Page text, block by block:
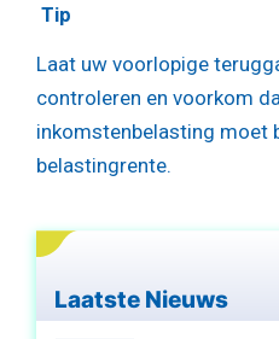
Tip
Laat uw voorlopige
controleren en voorkom
inkomstenbelasting moet
belastingrente.
Laatste Nieuws